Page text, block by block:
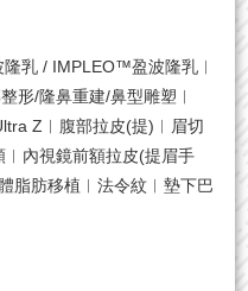
乳 / IMPLEO™盈波隆乳︱
形/隆鼻重建/鼻型雕塑︱
Z︱腹部拉皮(提)︱眉切
內視鏡前額拉皮(提眉手
脂肪移植︱法令紋︱墊下巴